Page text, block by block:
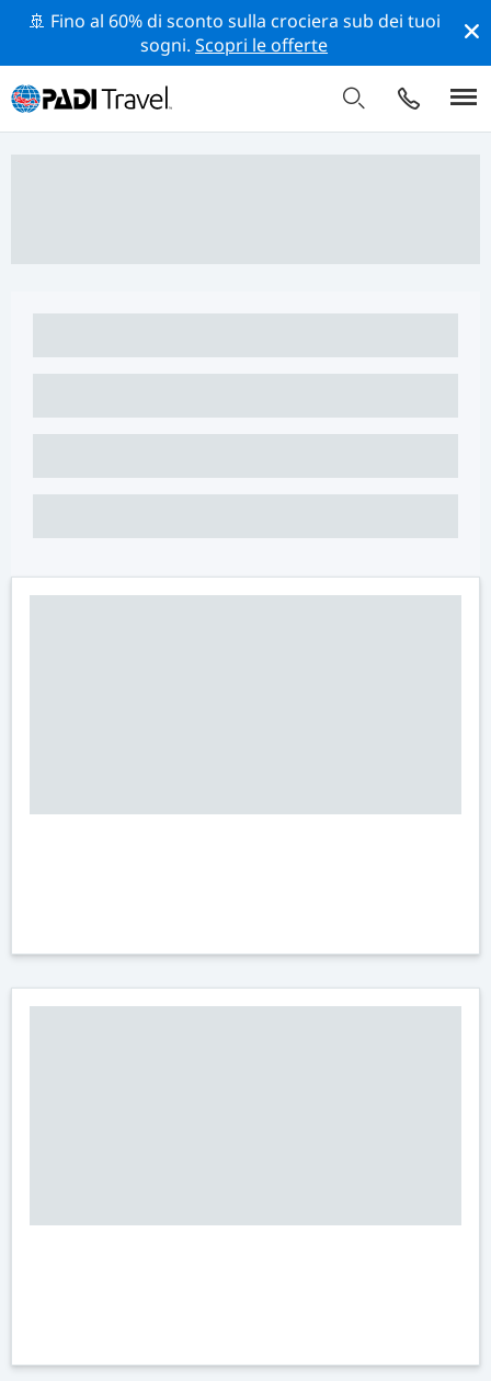
🚢 Fino al 60% di sconto sulla crociera sub dei tuoi
sogni.Scopri le offerte